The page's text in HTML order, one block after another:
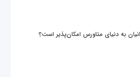
به دنیای متاورس امکان‌پذیر است؟